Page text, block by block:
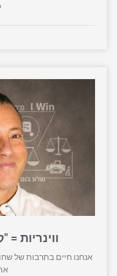
ווינריות
אנחנו חיים בתרבות של